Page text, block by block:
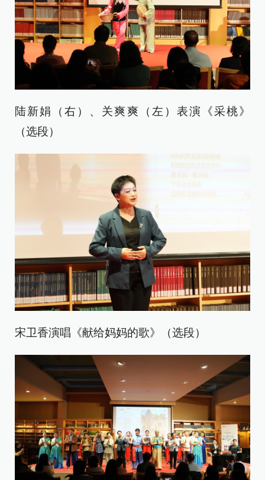
陆新娟（右）、关爽爽（左）表演《采桃》
（选段）
宋卫香演唱《献给妈妈的歌》（选段）